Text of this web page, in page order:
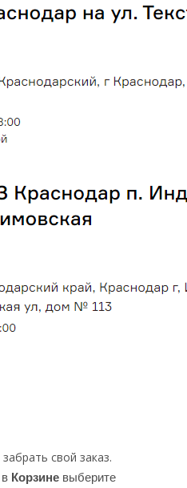
свой заказ.
Корзине выберите